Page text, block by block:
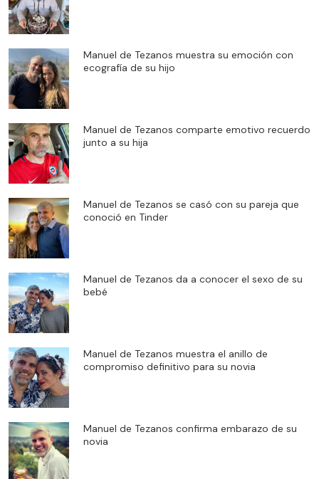
Manuel de Tezanos muestra su emoción con
ecografía de su hijo
Manuel de Tezanos comparte emotivo recuerdo
junto a su hija
Manuel de Tezanos se casó con su pareja que
conoció en Tinder
Manuel de Tezanos da a conocer el sexo de su
bebé
Manuel de Tezanos muestra el anillo de
compromiso definitivo para su novia
Manuel de Tezanos confirma embarazo de su
novia